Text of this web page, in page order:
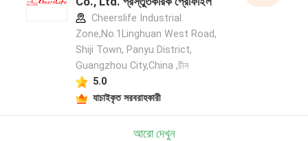
Cheerslife Industrial
Zone,No.1Linghuan West Road,
Shiji Town, Panyu District,
Guangzhou City,China ,চীন
5.0
যাচাইকৃত সরবরাহকারী
আরো দেখুন